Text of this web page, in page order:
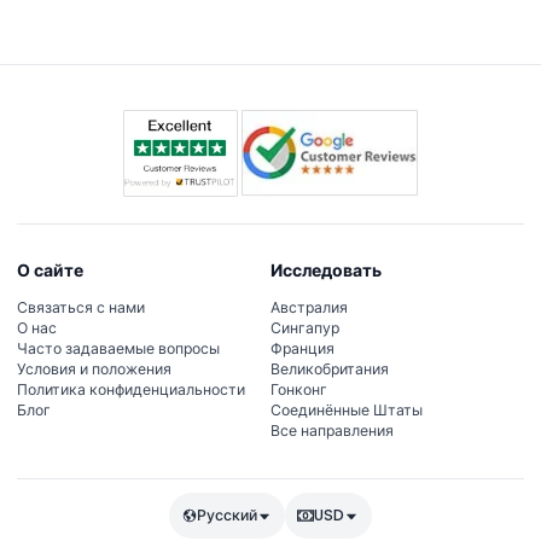
О сайте
Связаться с нами
О нас
Часто задаваемые вопросы
Условия и положения
Политика конфиденциальности
Блог
Исследовать
Австралия
Сингапур
Франция
Великобритания
Гонконг
Соединённые Штаты
Все направления
Русский USD